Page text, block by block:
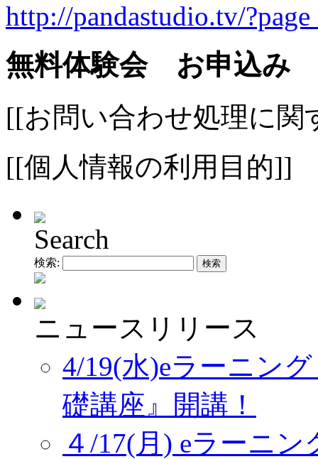
http://pandastudio.tv/
無料体験会 お申込み
[[お問い合わせ処理に関
[[個人情報の利用目的]]
Search
検索:
ニュースリリース
4/19(水)eラーニン
礎講座』開講！
４/17(月) eラーニ